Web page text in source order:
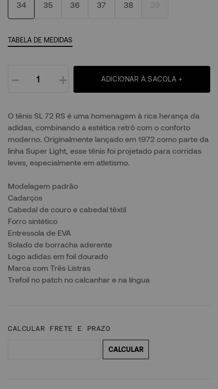
34 35 36 37 38 39
TABELA DE MEDIDAS
＋
－ ADICIONAR À SACOLA +
O tênis SL 72 RS é uma homenagem à rica herança da
adidas, combinando a estética retrô com o conforto
moderno. Originalmente lançado em 1972 como parte da
linha Super Light, esse tênis foi projetado para corridas
leves, especialmente em atletismo.
Modelagem padrão
Cadarços
Cabedal de couro e cabedal têxtil
Forro sintético
Entressola de EVA
Solado de borracha aderente
Logo adidas em foil dourado
Marca com Três Listras
Trefoil no patch no calcanhar e na língua